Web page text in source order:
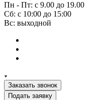
Пн - Пт: с 9.00 до 19.00
Сб: с 10:00 до 15:00
Вс: выходной
Заказать звонок
Подать заявку